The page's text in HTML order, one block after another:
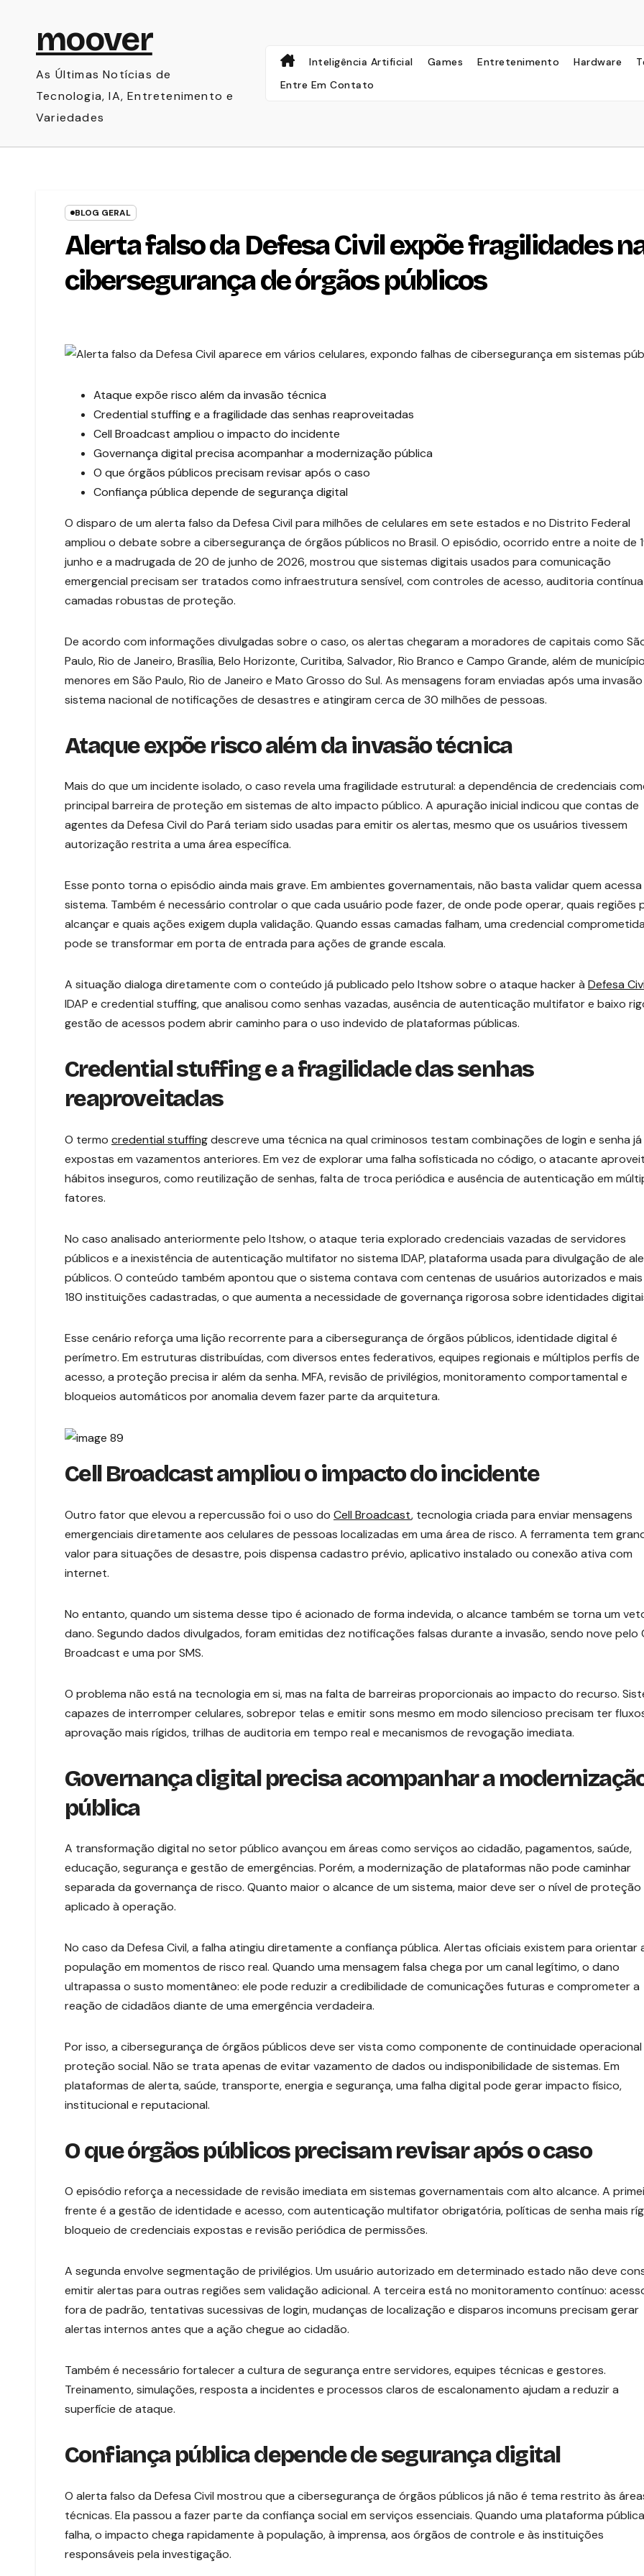
contentmoover
As Últimas Notícias de
Tecnologia, IA, Entretenimento e
Variedades
Inteligência Artificial Games Entretenimento Hardware
Entre Em Contato
BLOG GERAL
Alerta falso da Defesa Civil expõe fragilidades
cibersegurança de órgãos públicos
Ataque expõe risco além da invasão técnica
Credential stuffing e a fragilidade das senhas reaproveitadas
Cell Broadcast ampliou o impacto do incidente
Governança digital precisa acompanhar a modernização pública
O que órgãos públicos precisam revisar após o caso
Confiança pública depende de segurança digital
O disparo de um alerta falso da Defesa Civil para milhões de celulares em sete estados e no Distrito Federal
ampliou o debate sobre a cibersegurança de órgãos públicos no Brasil. O episódio, ocorrido entre a noite de
junho e a madrugada de 20 de junho de 2026, mostrou que sistemas digitais usados para comunicação
emergencial precisam ser tratados como infraestrutura sensível, com controles de acesso, auditoria
camadas robustas de proteção.
De acordo com informações divulgadas sobre o caso, os alertas chegaram a moradores de capitais como
Paulo, Rio de Janeiro, Brasília, Belo Horizonte, Curitiba, Salvador, Rio Branco e Campo Grande, além de
menores em São Paulo, Rio de Janeiro e Mato Grosso do Sul. As mensagens foram enviadas após uma
sistema nacional de notificações de desastres e atingiram cerca de 30 milhões de pessoas.
Ataque expõe risco além da invasão técnica
Mais do que um incidente isolado, o caso revela uma fragilidade estrutural: a dependência de credenciais
principal barreira de proteção em sistemas de alto impacto público. A apuração inicial indicou que contas de
agentes da Defesa Civil do Pará teriam sido usadas para emitir os alertas, mesmo que os usuários tivessem
autorização restrita a uma área específica.
Esse ponto torna o episódio ainda mais grave. Em ambientes governamentais, não basta validar quem acessa
sistema. Também é necessário controlar o que cada usuário pode fazer, de onde pode operar, quais regiões
alcançar e quais ações exigem dupla validação. Quando essas camadas falham, uma credencial comprometida
pode se transformar em porta de entrada para ações de grande escala.
A situação dialoga diretamente com o conteúdo já publicado pelo Itshow sobre o ataque hacker à Defesa
IDAP e credential stuffing, que analisou como senhas vazadas, ausência de autenticação multifator e baixo
gestão de acessos podem abrir caminho para o uso indevido de plataformas públicas.
Credential stuffing e a fragilidade das senhas
reaproveitadas
O termo credential stuffingdescreve uma técnica na qual criminosos testam combinações de login e senha já
expostas em vazamentos anteriores. Em vez de explorar uma falha sofisticada no código, o atacante
hábitos inseguros, como reutilização de senhas, falta de troca periódica e ausência de autenticação em
fatores.
No caso analisado anteriormente pelo Itshow, o ataque teria explorado credenciais vazadas de servidores
públicos e a inexistência de autenticação multifator no sistema IDAP, plataforma usada para divulgação de
públicos. O conteúdo também apontou que o sistema contava com centenas de usuários autorizados e
180 instituições cadastradas, o que aumenta a necessidade de governança rigorosa sobre identidades
Esse cenário reforça uma lição recorrente para a cibersegurança de órgãos públicos, identidade digital é
perímetro. Em estruturas distribuídas, com diversos entes federativos, equipes regionais e múltiplos perfis de
acesso, a proteção precisa ir além da senha. MFA, revisão de privilégios, monitoramento comportamental e
bloqueios automáticos por anomalia devem fazer parte da arquitetura.
Cell Broadcast ampliou o impacto do incidente
Outro fator que elevou a repercussão foi o uso do Cell Broadcast, tecnologia criada para enviar mensagens
emergenciais diretamente aos celulares de pessoas localizadas em uma área de risco. A ferramenta tem
valor para situações de desastre, pois dispensa cadastro prévio, aplicativo instalado ou conexão ativa com
internet.
No entanto, quando um sistema desse tipo é acionado de forma indevida, o alcance também se torna um
dano. Segundo dados divulgados, foram emitidas dez notificações falsas durante a invasão, sendo nove pelo
Broadcast e uma por SMS.
O problema não está na tecnologia em si, mas na falta de barreiras proporcionais ao impacto do recurso.
capazes de interromper celulares, sobrepor telas e emitir sons mesmo em modo silencioso precisam ter
aprovação mais rígidos, trilhas de auditoria em tempo real e mecanismos de revogação imediata.
Governança digital precisa acompanhar a
pública
A transformação digital no setor público avançou em áreas como serviços ao cidadão, pagamentos, saúde,
educação, segurança e gestão de emergências. Porém, a modernização de plataformas não pode caminhar
separada da governança de risco. Quanto maior o alcance de um sistema, maior deve ser o nível de proteção
aplicado à operação.
No caso da Defesa Civil, a falha atingiu diretamente a confiança pública. Alertas oficiais existem para orientar
população em momentos de risco real. Quando uma mensagem falsa chega por um canal legítimo, o dano
ultrapassa o susto momentâneo: ele pode reduzir a credibilidade de comunicações futuras e comprometer a
reação de cidadãos diante de uma emergência verdadeira.
Por isso, a cibersegurança de órgãos públicos deve ser vista como componente de continuidade operacional
proteção social. Não se trata apenas de evitar vazamento de dados ou indisponibilidade de sistemas. Em
plataformas de alerta, saúde, transporte, energia e segurança, uma falha digital pode gerar impacto físico,
institucional e reputacional.
O que órgãos públicos precisam revisar após o caso
O episódio reforça a necessidade de revisão imediata em sistemas governamentais com alto alcance. A
frente é a gestão de identidade e acesso, com autenticação multifator obrigatória, políticas de senha mais
bloqueio de credenciais expostas e revisão periódica de permissões.
A segunda envolve segmentação de privilégios. Um usuário autorizado em determinado estado não deve
emitir alertas para outras regiões sem validação adicional. A terceira está no monitoramento contínuo:
fora de padrão, tentativas sucessivas de login, mudanças de localização e disparos incomuns precisam gerar
alertas internos antes que a ação chegue ao cidadão.
Também é necessário fortalecer a cultura de segurança entre servidores, equipes técnicas e gestores.
Treinamento, simulações, resposta a incidentes e processos claros de escalonamento ajudam a reduzir a
superfície de ataque.
Confiança pública depende de segurança digital
O alerta falso da Defesa Civil mostrou que a cibersegurança de órgãos públicos já não é tema restrito às
técnicas. Ela passou a fazer parte da confiança social em serviços essenciais. Quando uma plataforma pública
falha, o impacto chega rapidamente à população, à imprensa, aos órgãos de controle e às instituições
responsáveis pela investigação.